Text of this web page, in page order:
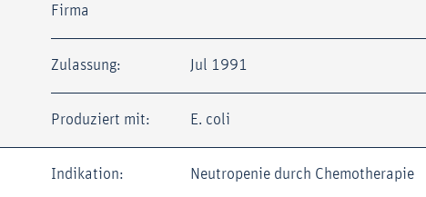
Firma
Zulassung: Jul 1991
Produziert mit: E. coli
Indikation: Neutropenie durch Chemotherapie